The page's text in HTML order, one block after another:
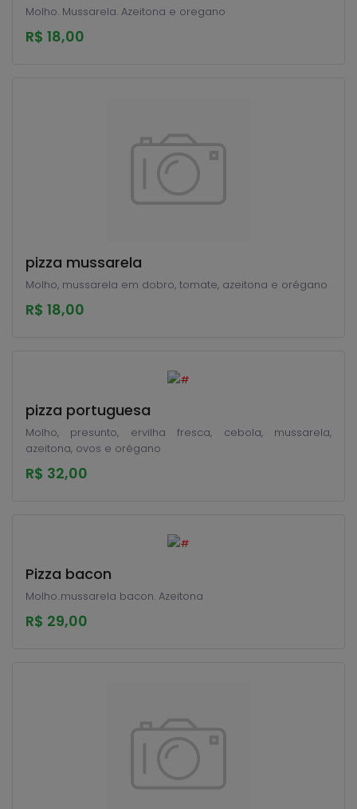
Molho. Mussarela. Azeitona e oregano
R$ 18,00
pizza mussarela
Molho, mussarela em dobro, tomate, azeitona e orégano
R$ 18,00
pizza portuguesa
Molho, presunto, ervilha fresca, cebola, mussarela,
azeitona, ovos e orégano
R$ 32,00
Pizza bacon
Molho..mussarela bacon. Azeitona
R$ 29,00